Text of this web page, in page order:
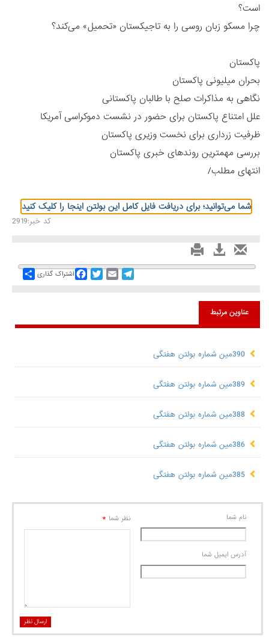
است؟
چرا مسکو زبان روسی را به تاجیکستان «تحمیل» می‌کند؟
پاکستان
بحران میلیونی پاکستان
نگاهی به مذاکرات صلح با طالبان پاکستانی
علل امتناع پاکستان برای حضور در نشست دموکراسی آمریکا
ظرفیت زرداری برای نخست وزیری پاکستان
بررسی مهمترین روندهای خبری پاکستان
انتهای مطلب/
شما می‌توانید؛ برای دریافت فایل کامل این بولتن اینجا را کلیک کنید
کد خبر:2919
Share اشتراک گذاری
FacebookTwitterEmail
Telegram
عناوین مرتبط
390مین شماره بولتن هفتگی
389مین شماره بولتن هفتگی
388مین شماره بولتن هفتگی
386مین شماره بولتن هفتگی
385مین شماره بولتن هفتگی
نام شما
آدرس ايميل شما
نظر شما *
ارسال نظر